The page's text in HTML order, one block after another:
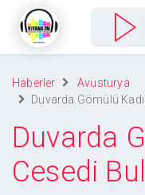
Haberler
Avusturya
Duvarda Gömülü
Duvarda
Cesedi